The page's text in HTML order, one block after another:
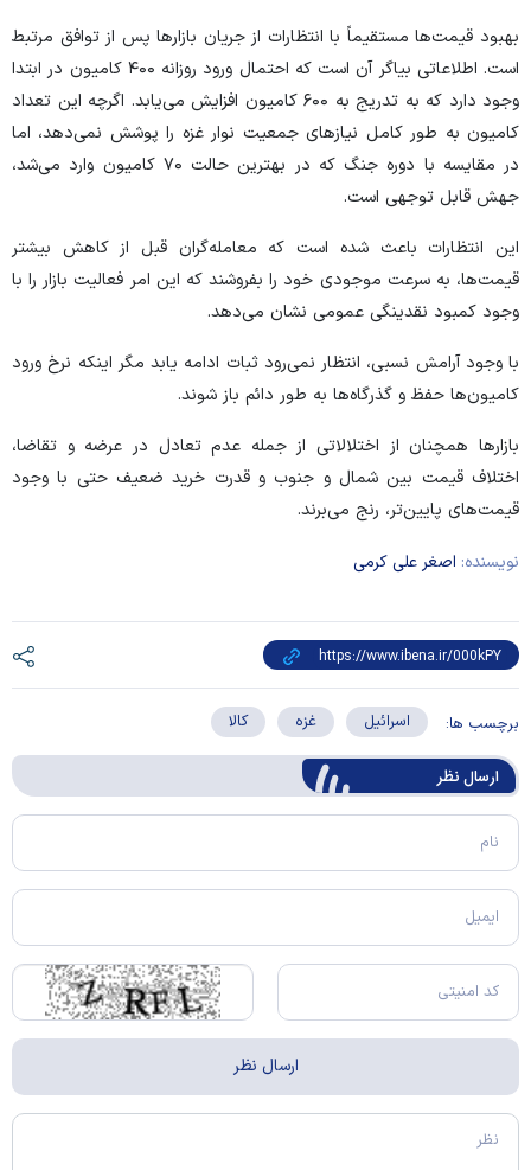
بهبود قیمت‌ها مستقیماً با انتظارات از جریان بازارها پس از توافق مرتبط
است. اطلاعاتی بیاگر آن است که احتمال ورود روزانه ۴۰۰ کامیون در ابتدا
وجود دارد که به تدریج به ۶۰۰ کامیون افزایش می‌یابد. اگرچه این تعداد
کامیون به طور کامل نیاز‌های جمعیت نوار غزه را پوشش نمی‌دهد، اما
در مقایسه با دوره جنگ که در بهترین حالت ۷۰ کامیون وارد می‌شد،
جهش قابل توجهی است.
این انتظارات باعث شده است که معامله‌گران قبل از کاهش بیشتر
قیمت‌ها، به سرعت موجودی خود را بفروشند که این امر فعالیت بازار را با
وجود کمبود نقدینگی عمومی نشان می‌دهد.
با وجود آرامش نسبی، انتظار نمی‌رود ثبات ادامه یابد مگر اینکه نرخ ورود
کامیون‌ها حفظ و گذرگاه‌ها به طور دائم باز شوند.
بازار‌ها همچنان از اختلالاتی از جمله عدم تعادل در عرضه و تقاضا،
اختلاف قیمت بین شمال و جنوب و قدرت خرید ضعیف حتی با وجود
قیمت‌های پایین‌تر، رنج می‌برند.
نویسنده: اصغر علی کرمی
برچسب ها: اسرائیل غزه کالا
ارسال‌ نظر